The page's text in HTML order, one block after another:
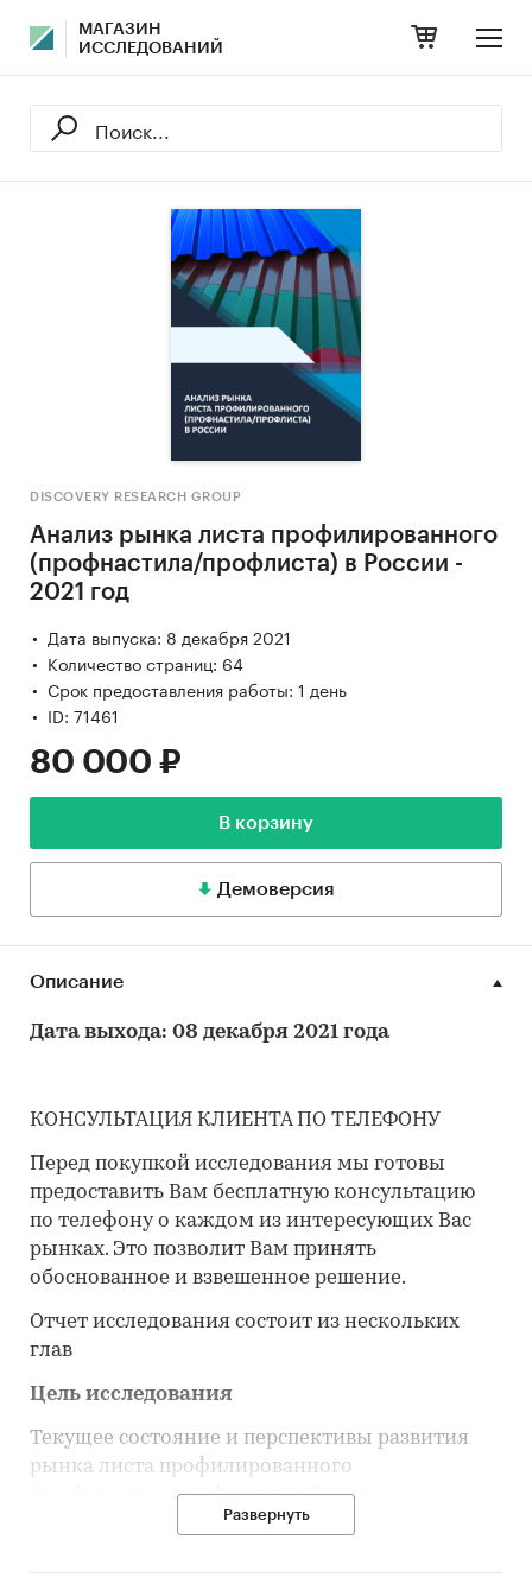
МАГАЗИН
ИССЛЕДОВАНИЙ
DISCOVERY RESEARCH GROUP
Анализ рынка листа профилированного
(профнастила/профлиста) в России -
2021 год
Дата выпуска: 8 декабря 2021
Количество страниц: 64
Срок предоставления работы: 1 день
ID: 71461
80 000 ₽
В корзину
Демоверсия
Описание
Дата выхода: 08 декабря 2021 года
КОНСУЛЬТАЦИЯ КЛИЕНТА ПО ТЕЛЕФОНУ
Перед покупкой исследования мы готовы
предоставить Вам бесплатную консультацию
по телефону о каждом из интересующих Вас
рынках. Это позволит Вам принять
обоснованное и взвешенное решение.
Отчет исследования состоит из нескольких
глав
Цель исследования
Текущее состояние и перспективы развития
рынка листа профилированного
(профнастила/профлиста) в России.
Задачи исследования
Развернуть